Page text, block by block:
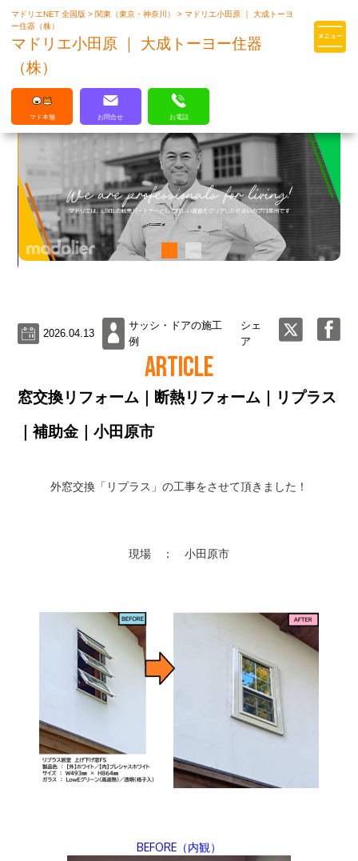
マドリエはLIXILの厳しい基準を
マドリエNET 全国版> 関東（東京・神奈川）>マドリエ小田原 ｜ 大成トーヨ
ー住器（株）
マドリエ小田原 ｜ 大成トーヨー住器
（株）
マド本舗 お問合せ お電話
2026.04.13
サッシ・ドアの施工
例
シェ
ア
ARTICLE
窓交換リフォーム｜断熱リフォーム｜リプラス
｜補助金｜小田原市